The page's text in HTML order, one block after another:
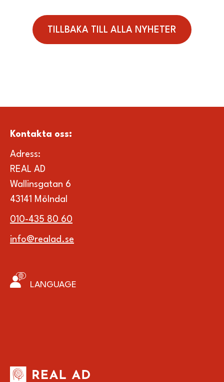
TILLBAKA TILL ALLA NYHETER
Kontakta oss:
Adress:
REAL AD
Wallinsgatan 6
43141 Mölndal
010-435 80 60
info@realad.se
LANGUAGE